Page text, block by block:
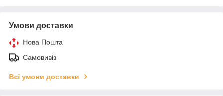
Умови доставки
Нова Пошта
Самовивіз
Всі умови доставки